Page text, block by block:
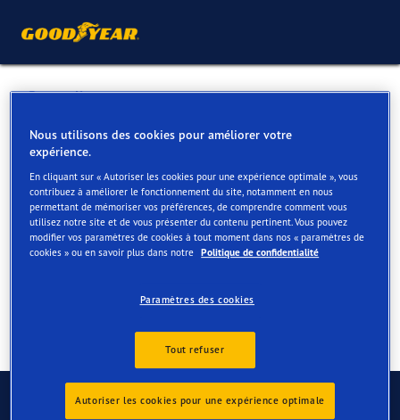
Retour liste
JACOBS LOKEREN
Services disponibles en ligne et en magasin
Contact Services
Contactez-nous
Nous utilisons des cookies pour améliorer votre
expérience.
En cliquant sur « Autoriser les cookies pour une expérience optimale », vous
contribuez à améliorer le fonctionnement du site, notamment en nous
permettant de mémoriser vos préférences, de comprendre comment vous
utilisez notre site et de vous présenter du contenu pertinent. Vous pouvez
modifier vos paramètres de cookies à tout moment dans nos « paramètres de
cookies » ou en savoir plus dans notre Politique de confidentialité
Paramètres des cookies
Tout refuser
Autoriser les cookies pour une expérience optimale